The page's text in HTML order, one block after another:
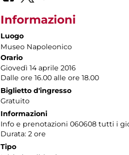
Informazioni
Luogo
Museo Napoleonico
Orario
Giovedì 14 aprile 2016
Dalle ore 16.00 alle ore 18.00
Biglietto d'ingresso
Gratuito
Informazioni
Info e prenotazioni 060608 tutti i
Durata: 2 ore
Tipo